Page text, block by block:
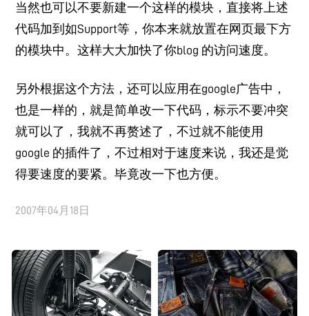
当然也可以不要新建一个这样的模块，直接将上述
代码加到如Support等，你本来就放置在网页最下方
的模块中。这样大大加快了你blog 的访问速度。
另外根据这个方法，还可以应用在google广告中，
也是一样的，就是简单改一下代码，标示不要冲突
就可以了，我就不再赘述了，不过就不能使用
google 的插件了，不过相对于速度来说，我还是觉
得要速度的要紧。毕竟改一下也方便。
2007年04月18日